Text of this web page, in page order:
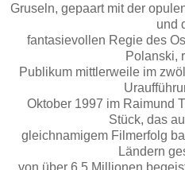
Gruseln, gepaart mit der
und
fantasievollen Regie des
Polanski,
Publikum mittlerweile im
Oktober 1997 im Raimund
Stück, das
gleichnamigem Filmerfolg
Ländern
von über 6,5 Millionen